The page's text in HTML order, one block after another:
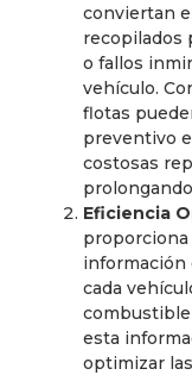
conviertan
recopilados
o fallos
vehículo.
flotas
preventivo
costosas
Eficiencia
proporciona
información
cada
esta
optimizar